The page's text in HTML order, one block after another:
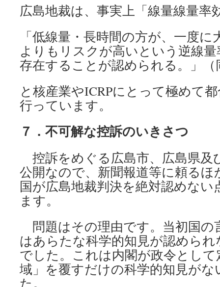
広島地裁は、事実上「線量線量率
「低線量・長時間の方が、一度
よりもリスクが高いという逆線
存在することが認められる。」（
と核産業やICRPにとって極めて
行っています。
７．不可解な控訴のいきさつ
控訴をめぐる広島市、広島県及
公開なので、新聞報道等に頼る
国が広島地裁判決を絶対認めな
ます。
問題はその理由です。当初国の
はあらたな科学的知見が認めら
でした。これは内閣が政令とし
域」を覆すだけの科学的知見が
た。